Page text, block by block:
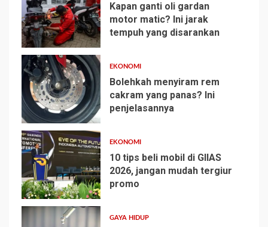
1
Kapan ganti oli gardan
motor matic? Ini jarak
tempuh yang disarankan
2
EKONOMI
Bolehkah menyiram rem
cakram yang panas? Ini
penjelasannya
3
EKONOMI
10 tips beli mobil di GIIAS
2026, jangan mudah tergiur
promo
GAYA HIDUP